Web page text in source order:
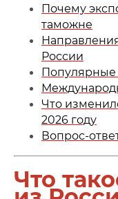
Почему
таможне
России
Популярные
Что
2026 году
Вопрос-
Что